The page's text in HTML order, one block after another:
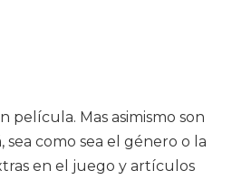
Mas asimismo son
como sea el género o la
en el juego y artículos